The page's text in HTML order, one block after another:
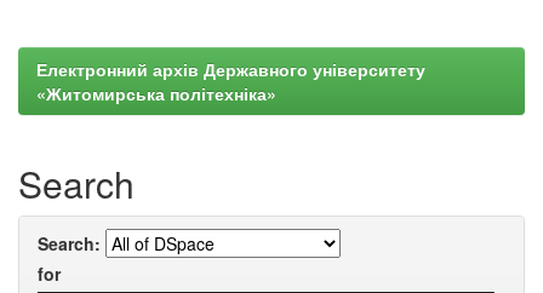
Електронний архів Державного університету
«Житомирська політехніка»
Search
Search:
for